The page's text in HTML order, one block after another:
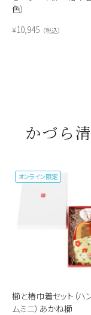
色）
¥10,945 税込
かづら
櫛と椿巾着セット（ハ
ムミニ）あかね櫛
オンライン限定